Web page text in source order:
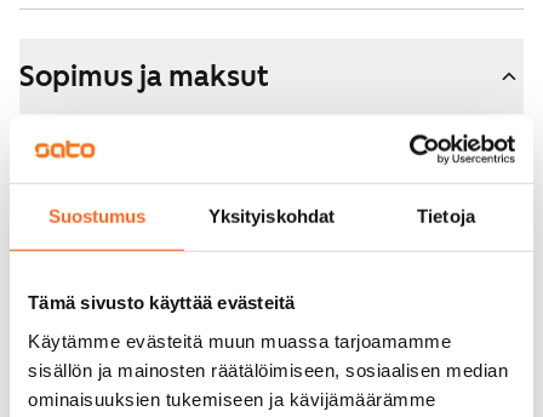
Suostumus Yksityiskohdat Tietoja
Tämä sivusto käyttää evästeitä
Käytämme evästeitä muun muassa tarjoamamme
sisällön ja mainosten räätälöimiseen, sosiaalisen median
ominaisuuksien tukemiseen ja kävijämäärämme
Sopimus ja maksut
Vapautuminen
Varallisuusrajat
Ei
Vuokra
859 €/kk
Vuokravakuus